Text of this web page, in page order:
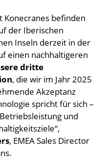
Konecranes befinden
der Iberischen
Inseln derzeit in der
einen nachhaltigeren
dritte
, die wir im Jahr 2025
Akzeptanz
spricht für sich –
und
, EMEA Sales Director